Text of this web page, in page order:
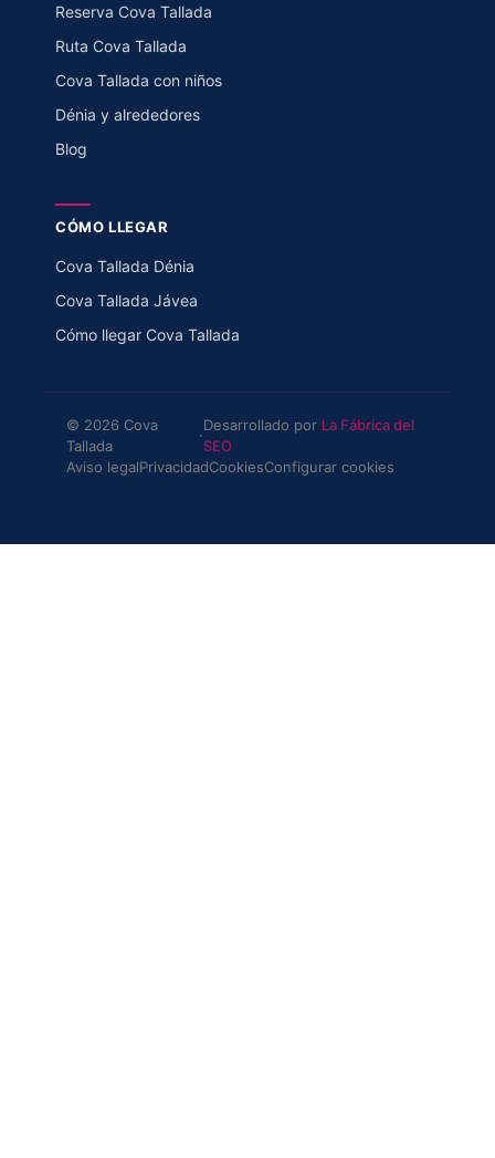
Reserva Cova Tallada
Ruta Cova Tallada
Cova Tallada con niños
Dénia y alrededores
Blog
CÓMO LLEGAR
Cova Tallada Dénia
Cova Tallada Jávea
Cómo llegar Cova Tallada
© 2026 Cova
Tallada
·
Desarrollado por La Fábrica del
SEO
Aviso legalPrivacidadCookiesConfigurar cookies